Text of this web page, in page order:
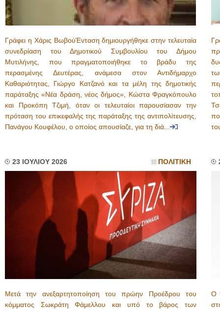
Γράφει η Χάρις ΒωβούΈνταση δημιουργήθηκε στην τελευταία
συνεδρίαση του Δημοτικού Συμβουλίου του Δήμου
Μυτιλήνης, που πραγματοποιήθηκε το βράδυ της
περασμένης Δευτέρας, ανάμεσα στον Αντιδήμαρχο
Καθαριότητας, Γιώργο Κατζανό και τα μέλη της δημοτικής
παράταξης «Νέα δράση, νέος δήμος», Κώστα Φραγκόπουλο
και Προκόπη Τζιμή, όταν οι τελευταίοι παρουσίασαν την
πρόταση του επικεφαλής της παράταξης της αντιπολίτευσης,
Πανάγου Κουφέλου, ο οποίος απουσίαζε, για τη διά...
23 ΙΟΥΛΙΟΥ 2026 ΠΟΛΙΤΙΚΗ
Μετά την ανεξαρτητοποίηση του πρώην Προέδρου του
κόμματος Σωκράτη Φάμελλου και υπό το βάρος των
O